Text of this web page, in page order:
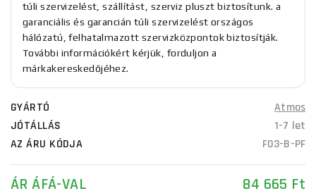
túli szervizelést, szállítást, szerviz pluszt biztosítunk. a
garanciális és garancián túli szervizelést országos
hálózatú, felhatalmazott szervizközpontok biztosítják.
További információkért kérjük, forduljon a
márkakereskedőjéhez.
GYÁRTÓ
Atmos
JÓTÁLLÁS
1-7 let
AZ ÁRU KÓDJA
F03-B-PF
ÁR ÁFÁ-VAL 84 665 Ft